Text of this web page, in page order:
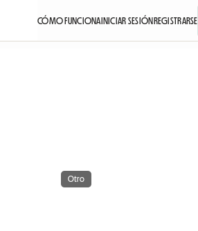
CÓMO FUNCIONAINICIAR SESIÓNREGISTRARSE
Otro